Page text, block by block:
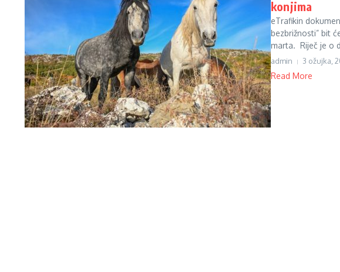
konjima
eTrafikin
bezbrižnosti” bit
marta. Riječ je o
admin 3 ožujka,
Read More